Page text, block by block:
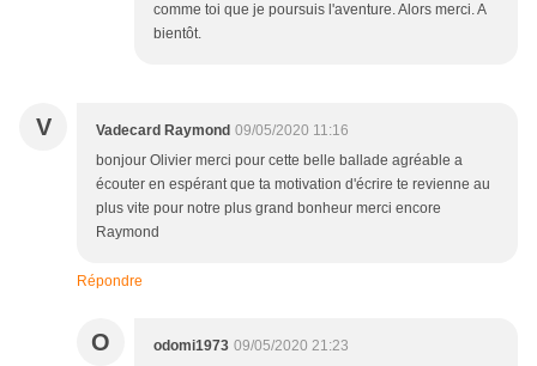
comme toi que je poursuis l'aventure. Alors merci. A
bientôt.
V Vadecard Raymond 09/05/2020 11:16
bonjour Olivier merci pour cette belle ballade agréable a
écouter en espérant que ta motivation d'écrire te revienne au
plus vite pour notre plus grand bonheur merci encore
Raymond
Répondre
O odomi1973 09/05/2020 21:23